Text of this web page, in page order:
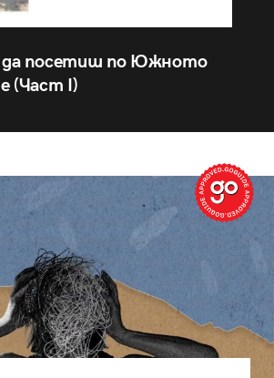
да посетиш по Южното
(Част I)